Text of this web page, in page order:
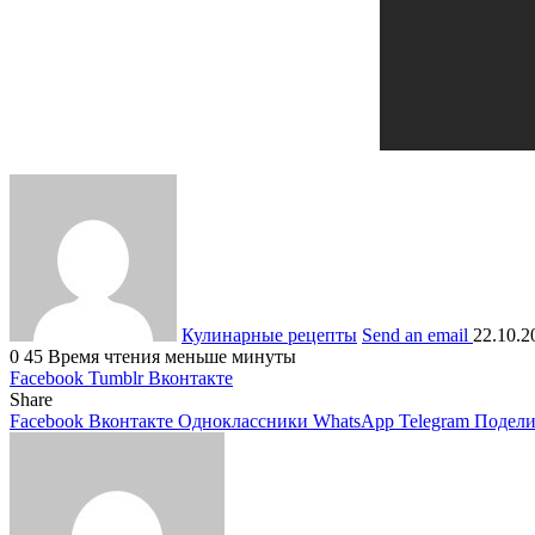
Кулинарные рецепты Send an email
0 45 Время чтения меньше минуты
Facebook Tumblr Вконтакте
Share
Facebook Вконтакте Одноклассники WhatsApp Telegram